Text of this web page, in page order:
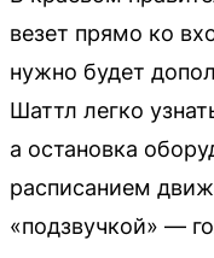
везет прямо ко
нужно будет
Шаттл легко
а остановка
расписанием
«подзвучкой» —